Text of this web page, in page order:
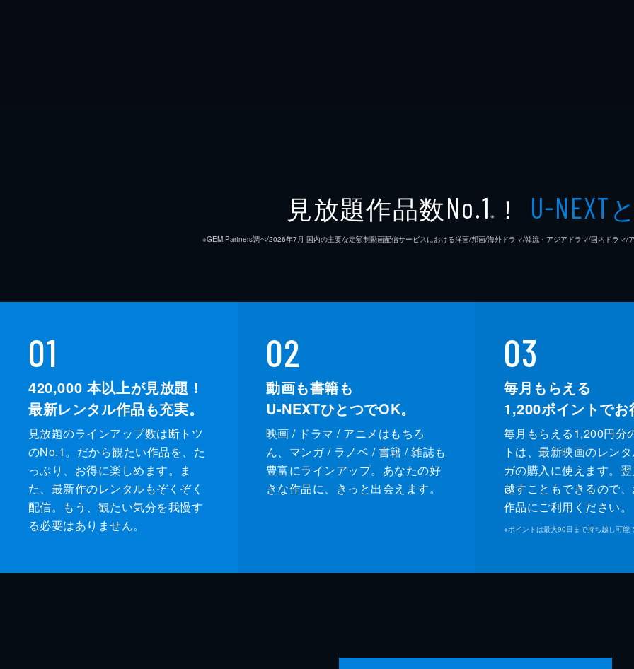
見放題作品数No.1 ※ ！ U-NEXT
※GEM Partners調べ/2026年7⽉ 国内の主要な定額制動画配信サービスにおける洋画/邦画/海外ドラマ/韓流・アジアドラマ/国内ドラマ/
01
420,000 本以上が見放題！
最新レンタル作品も充実。
見放題のラインアップ数は断トツ
のNo.1。だから観たい作品を、た
っぷり、お得に楽しめます。ま
た、最新作のレンタルもぞくぞく
配信。もう、観たい気分を我慢す
る必要はありません。
02
動画も書籍も
U-NEXTひとつでOK。
映画 / ドラマ / アニメはもちろ
ん、マンガ / ラノベ / 書籍 / 雑誌も
豊富にラインアップ。あなたの好
きな作品に、きっと出会えます。
03
毎月もらえる
1,200ポイントでお
毎月もらえる1,200円分
トは、最新映画のレン
ガの購入に使えます。
越すこともできるので
作品にご利用ください。
※ポイントは最大90日まで持ち越し可能